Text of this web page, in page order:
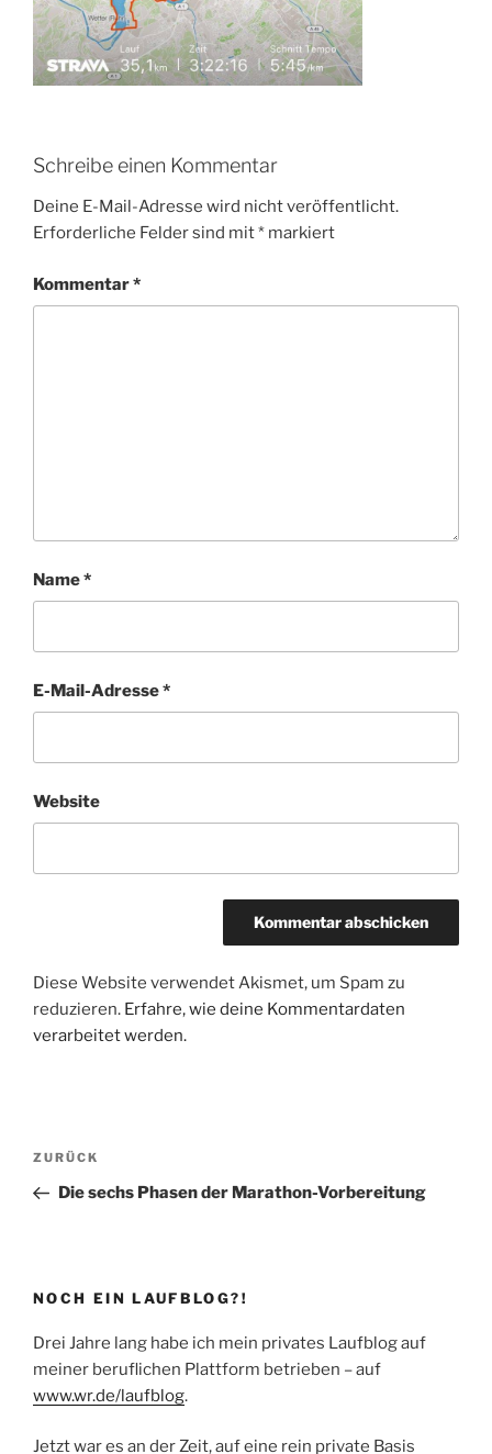
Schreibe einen Kommentar
Deine E-Mail-Adresse wird nicht veröffentlicht.
Erforderliche Felder sind mit* markiert
Kommentar*
Name*
E-Mail-Adresse*
Website
Diese Website verwendet Akismet, um Spam zu
reduzieren. Erfahre, wie deine Kommentardaten
verarbeitet werden.
Beitragsnavigation
Vorheriger
Beitrag
ZURÜCK
Die sechs Phasen der Marathon-Vorbereitung
NOCH EIN LAUFBLOG?!
Drei Jahre lang habe ich mein privates Laufblog auf
meiner beruflichen Plattform betrieben – auf
www.wr.de/laufblog.
Jetzt war es an der Zeit, auf eine rein private Basis